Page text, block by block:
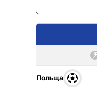
Польща